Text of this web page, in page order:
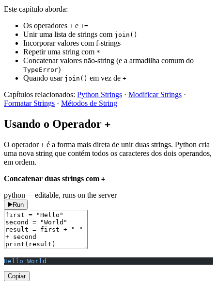
Este capítulo aborda:
Os operadores + e +=
Unir uma lista de strings com join()
Incorporar valores com f-strings
Repetir uma string com *
Concatenar valores não-string (e a armadilha comum do
TypeError)
Quando usar join() em vez de +
Capítulos relacionados: Python Strings · Modificar Strings ·
Formatar Strings · Métodos de String
Usando o Operador +
O operador + é a forma mais direta de unir duas strings. Python cria
uma nova string que contém todos os caracteres dos dois operandos,
em ordem.
Concatenar duas strings com +
python— editable, runs on the server
Run
Hello World
Copiar